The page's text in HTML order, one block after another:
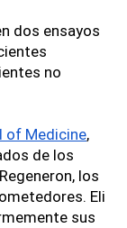
dos ensayos
no
of Medicine,
los
Eli
sus